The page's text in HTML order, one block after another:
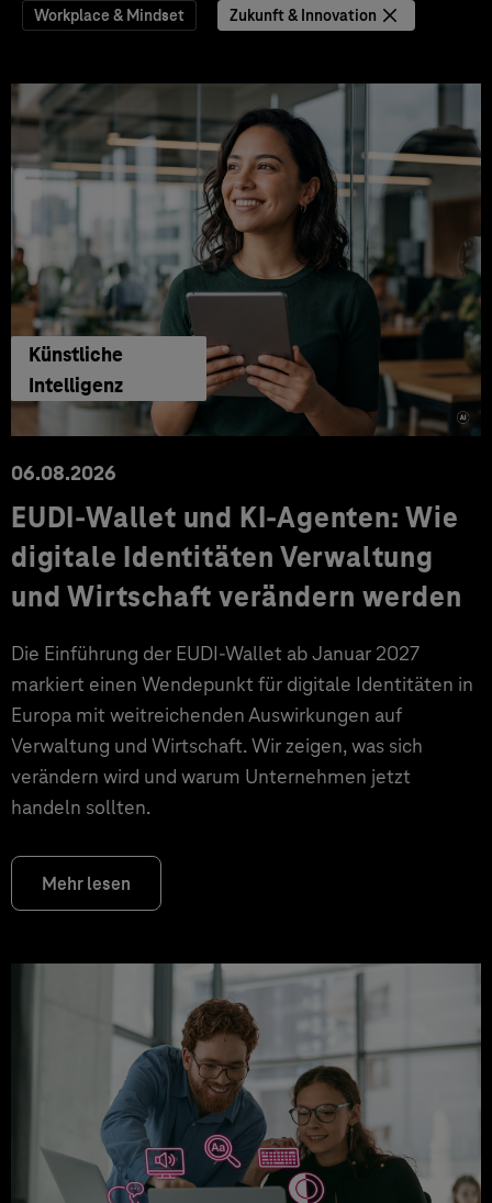
Workplace & Mindset Zukunft & Innovation
Künstliche
Intelligenz
06.08.2026
EUDI-Wallet und KI-Agenten: Wie
digitale Identitäten Verwaltung
und Wirtschaft verändern werden
Die Einführung der EUDI-Wallet ab Januar 2027
markiert einen Wendepunkt für digitale Identitäten in
Europa mit weitreichenden Auswirkungen auf
Verwaltung und Wirtschaft. Wir zeigen, was sich
verändern wird und warum Unternehmen jetzt
handeln sollten.
Mehr lesen